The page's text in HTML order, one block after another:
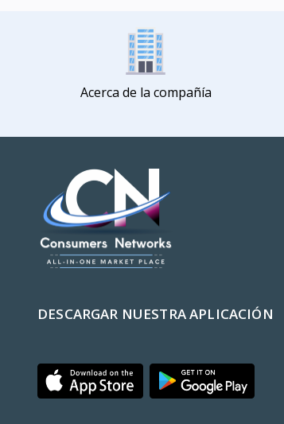
Acerca de la compañía
DESCARGAR NUESTRA APLICACIÓN